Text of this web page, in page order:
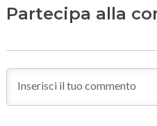
Partecipa alla